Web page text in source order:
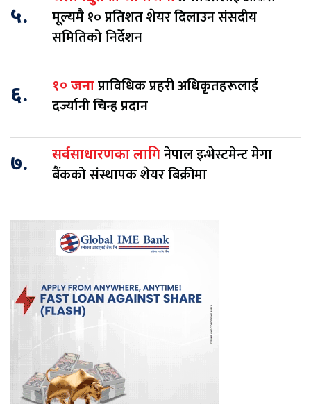
५.
मूल्यमै १० प्रतिशत शेयर दिलाउन संसदीय
समितिको निर्देशन
६. १० जनाप्राविधिक प्रहरी अधिकृतहरूलाई
दर्ज्यानी चिन्ह प्रदान
७. सर्वसाधारणका लागिनेपाल इन्भेस्टमेन्ट मेगा
बैंकको संस्थापक शेयर बिक्रीमा